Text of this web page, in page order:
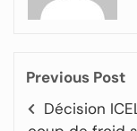
Previous Post
Décision